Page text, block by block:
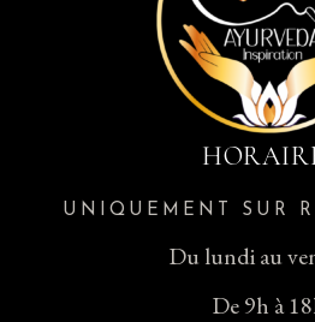
UNIQUEMENT SUR
Du lundi au
De 9h à